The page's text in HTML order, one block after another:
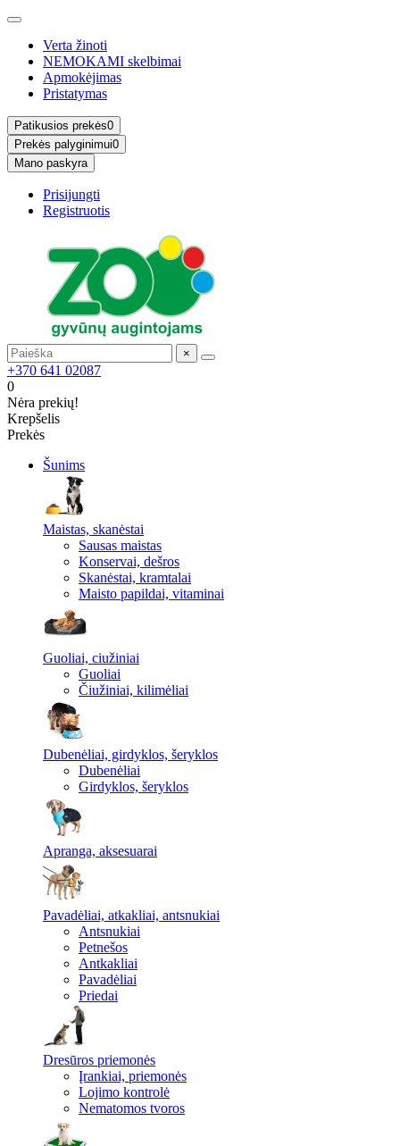
Verta žinoti
NEMOKAMI skelbimai
Apmokėjimas
Pristatymas
Patikusios prekės0
Prekės palyginimui0
Mano paskyra
Prisijungti
Registruotis
×
+370 641 02087
0
Nėra prekių!
Krepšelis
Prekės
Šunims
Maistas, skanėstai
Sausas maistas
Konservai, dešros
Skanėstai, kramtalai
Maisto papildai, vitaminai
Guoliai, ciužiniai
Guoliai
Čiužiniai, kilimėliai
Dubenėliai, girdyklos, šeryklos
Dubenėliai
Girdyklos, šeryklos
Apranga, aksesuarai
Pavadėliai, atkakliai, antsnukiai
Antsnukiai
Petnešos
Antkakliai
Pavadėliai
Priedai
Dresūros priemonės
Įrankiai, priemonės
Lojimo kontrolė
Nematomos tvoros